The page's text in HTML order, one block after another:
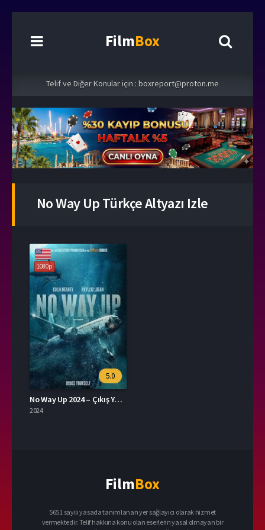
FilmBox
Telif ve Diğer Konular için : boxreport@proton.me
No Way Up Türkçe Altyazı Izle
1080p
5.0
No Way Up 2024 – Çıkış Yok 1080p Turkce Altyazi izle
2024
FilmBox
5651 sayılı yasada tanımlanan yer sağlayıcı olarak hizmet
vermektedir. Telif hakkına konu olan eserlerin yasal olmayan bir